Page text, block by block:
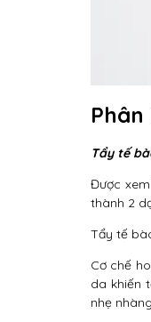
Tẩy tế
Được
thành 2
Tẩy tế
Cơ chế
da khiến
nhẹ